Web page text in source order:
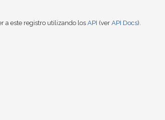
a este registro utilizando los API (ver API Docs).